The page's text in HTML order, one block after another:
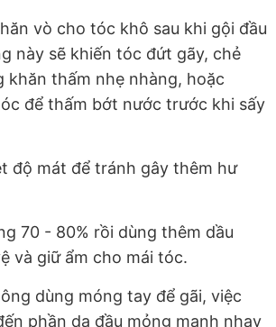
vò cho tóc khô sau khi gội đầu
này sẽ khiến tóc đứt gãy, chẻ
khăn thấm nhẹ nhàng, hoặc
để thấm bớt nước trước khi sấy
độ mát để tránh gây thêm hư
70 - 80% rồi dùng thêm dầu
và giữ ẩm cho mái tóc.
dùng móng tay để gãi, việc
phần da đầu mỏng manh nhạy